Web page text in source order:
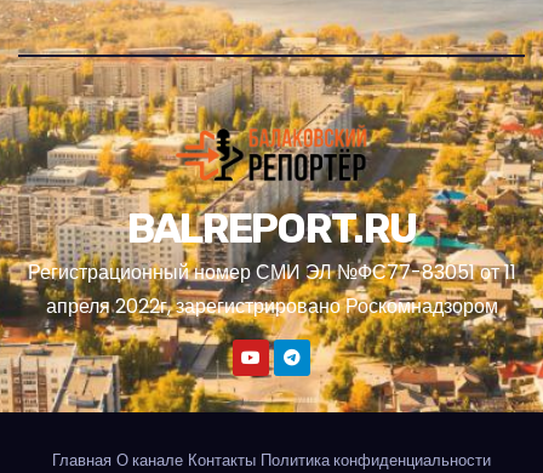
BALREPORT.RU
Регистрационный номер СМИ ЭЛ №ФС77-83051 от 11
апреля 2022г, зарегистрировано Роскомнадзором
Главная О канале Контакты Политика конфиденциальности